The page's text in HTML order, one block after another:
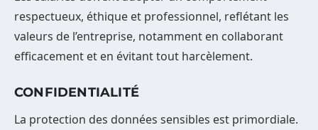
respectueux, éthique et professionnel, reflétant les
valeurs de l’entreprise, notamment en collaborant
efficacement et en évitant tout harcèlement.
CONFIDENTIALITÉ
La protection des données sensibles est primordiale.